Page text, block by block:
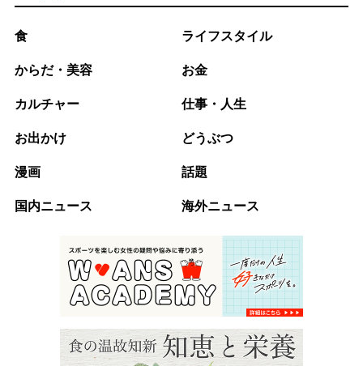
食 ライフスタイル
からだ・美容 お金
カルチャー 仕事・人生
お出かけ どうぶつ
漫画 話題
国内ニュース 海外ニュース